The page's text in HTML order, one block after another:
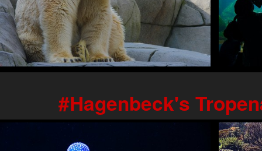
Hagenbeck's